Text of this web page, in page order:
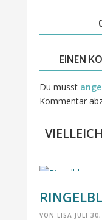
EINEN
Du musst
Kommentar
VON LISA JULI